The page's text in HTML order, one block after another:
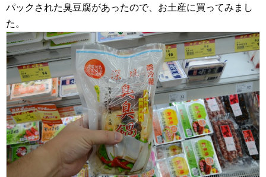
パックされた臭豆腐があったので、お土産に買ってみまし
た。